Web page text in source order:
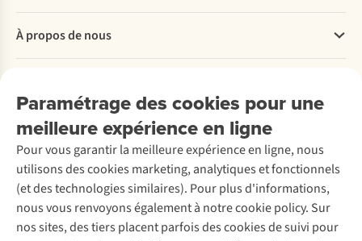
Paramétrage des cookies pour une
meilleure expérience en ligne
Pour vous garantir la meilleure expérience en ligne, nous
utilisons des cookies marketing, analytiques et fonctionnels
(et des technologies similaires). Pour plus d'informations,
nous vous renvoyons également à notre cookie policy. Sur
nos sites, des tiers placent parfois des cookies de suivi pour
Commander
Payer
Retourner
Rétractation d'une commande
Entretien & réparations
Garantie
Contactez-nous
À propos de nous
Entreprise responsable
À propos d’Ayacucho
Nos magasins
À propos d’A.S.Adventure
Déclaration d'accessibilité
Location / Location sports d’hiver
Seconde-main
Entretien de ski
Service de lavage
Entretien de chaussures
Réparation de chaussures
Réparation de vêtements
Découvrez
A.S.Magazine
Explore Camp
Expertise & conseils
Abonnez-vous à la newsletter